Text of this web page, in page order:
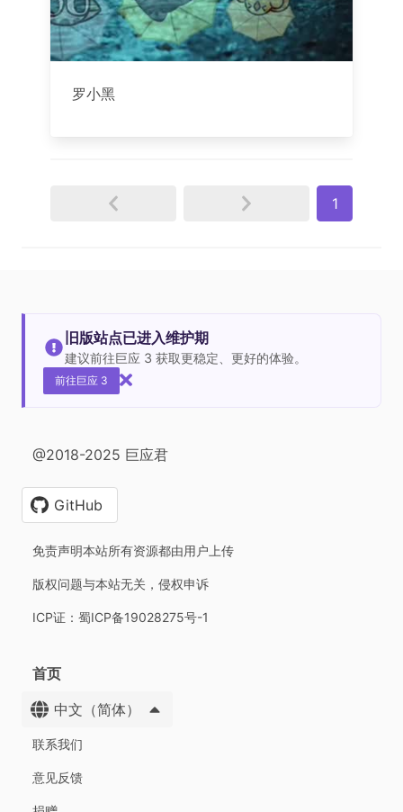
罗小黑
1
旧版站点已进入维护期
建议前往巨应 3 获取更稳定、更好的体验。
前往巨应 3
@2018-2025 巨应君
GitHub
免责声明本站所有资源都由用户上传
版权问题与本站无关，侵权申诉
ICP证：蜀ICP备19028275号-1
首页
中文（简体）
联系我们
意见反馈